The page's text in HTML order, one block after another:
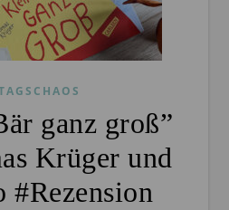
ganz groß”
Krüger und
#Rezension